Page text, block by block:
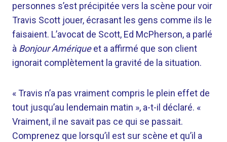
personnes s’est précipitée vers la scène pour voir
Travis Scott jouer, écrasant les gens comme ils le
faisaient. L’avocat de Scott, Ed McPherson, a parlé
à Bonjour Amériqueet a affirmé que son client
ignorait complètement la gravité de la situation.
« Travis n’a pas vraiment compris le plein effet de
tout jusqu’au lendemain matin », a-t-il déclaré. «
Vraiment, il ne savait pas ce qui se passait.
Comprenez que lorsqu’il est sur scène et qu’il a